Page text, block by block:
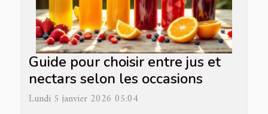
Guide pour choisir entre jus et
nectars selon les occasions
Lundi 5 janvier 2026 05:04